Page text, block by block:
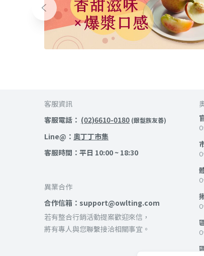
客服資訊
客服電話： (02)6610-0180 (銀髮族友善)
Line@： 奧丁丁市集
客服時間：平日 10:00 ~ 18:30
異業合作
合作信箱：support@owlting.com
若有整合行銷活動提案歡迎來信，
將有專人與您聯繫接洽相關事宜。